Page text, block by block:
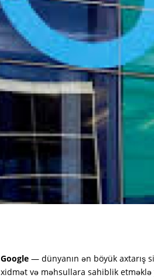
Google — dünyanın ən böyük axtarış
xidmət və məhsullara sahiblik